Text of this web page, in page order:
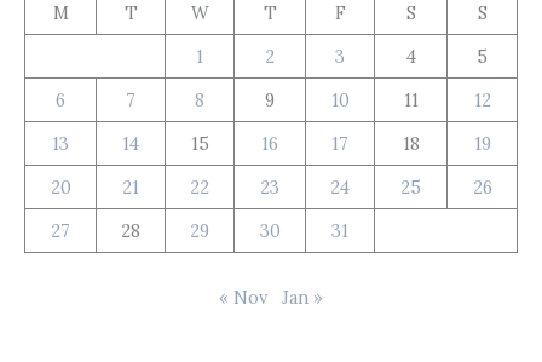
M
T W T F S
S
1
2 3 4
5
6
7 8 9 10 11
12
13
14 15 16 17 18
19
20
21 22 23 24 25
26
27
28 29 30 31
« Nov Jan »